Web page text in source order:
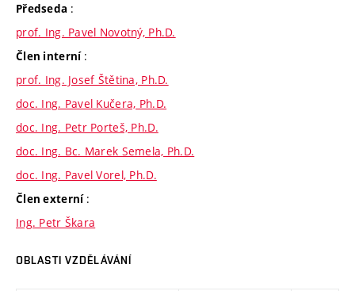
Předseda :
prof. Ing. Pavel Novotný, Ph.D.
Člen interní :
prof. Ing. Josef Štětina, Ph.D.
doc. Ing. Pavel Kučera, Ph.D.
doc. Ing. Petr Porteš, Ph.D.
doc. Ing. Bc. Marek Semela, Ph.D.
doc. Ing. Pavel Vorel, Ph.D.
Člen externí :
Ing. Petr Škara
OBLASTI VZDĚLÁVÁNÍ